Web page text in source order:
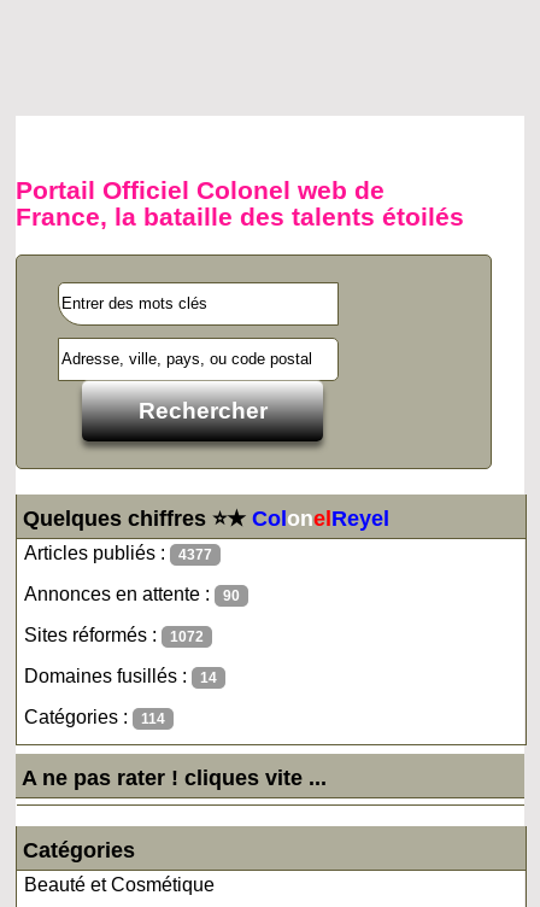
Portail Officiel Colonel web de
France, la bataille des talents étoilés
Quelques chiffres ⭐★ColonelReyel
Articles publiés : 4377
Annonces en attente : 90
Sites réformés : 1072
Domaines fusillés : 14
Catégories : 114
A ne pas rater ! cliques vite ...
Catégories
Beauté et Cosmétique